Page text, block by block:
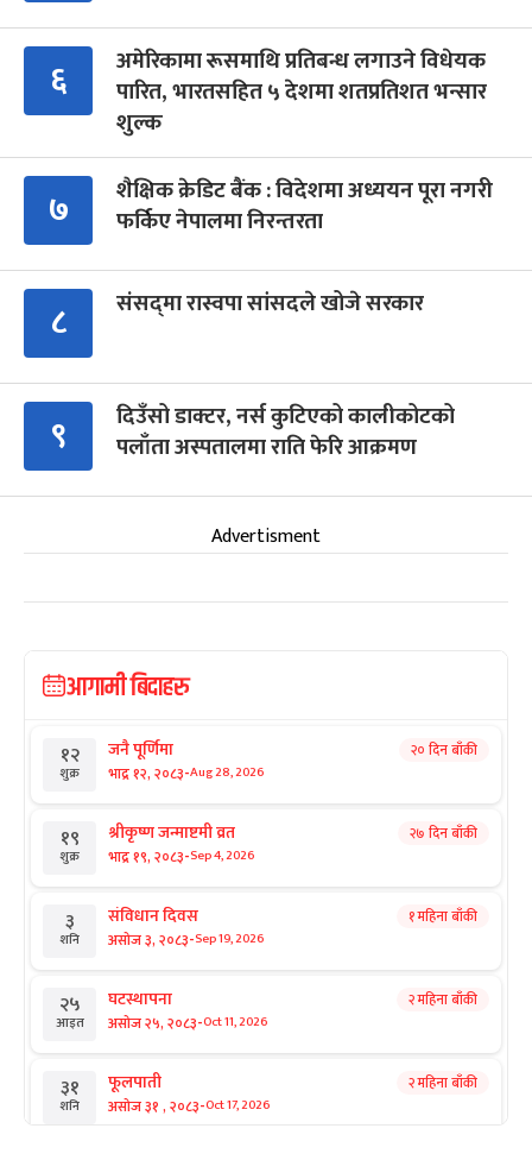
६
अमेरिकामा रूसमाथि प्रतिबन्ध लगाउने विधेयक
पारित, भारतसहित ५ देशमा शतप्रतिशत भन्सार
शुल्क
७
शैक्षिक क्रेडिट बैंक : विदेशमा अध्ययन पूरा नगरी
फर्किए नेपालमा निरन्तरता
८ संसद्‍मा रास्वपा सांसदले खोजे सरकार
९
दिउँसो डाक्टर, नर्स कुटिएको कालीकोटको
पलाँता अस्पतालमा राति फेरि आक्रमण
Advertisment
आगामी बिदाहरु
१२
शुक्र
जनै पूर्णिमा
भाद्र १२, २०८३-Aug 28, 2026
२० दिन बाँकी
१९
शुक्र
श्रीकृष्ण जन्माष्टमी व्रत
भाद्र १९, २०८३-Sep 4, 2026
२७ दिन बाँकी
३
शनि
संविधान दिवस
असोज ३, २०८३-Sep 19, 2026
१ महिना बाँकी
२५
आइत
घटस्थापना
असोज २५, २०८३-Oct 11, 2026
२ महिना बाँकी
३१
शनि
फूलपाती
असोज ३१ , २०८३-Oct 17, 2026
२ महिना बाँकी